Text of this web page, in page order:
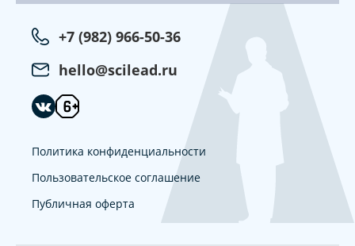
+7 (982) 966-50-36
hello@scilead.ru
Политика конфиденциальности
Пользовательское соглашение
Публичная оферта